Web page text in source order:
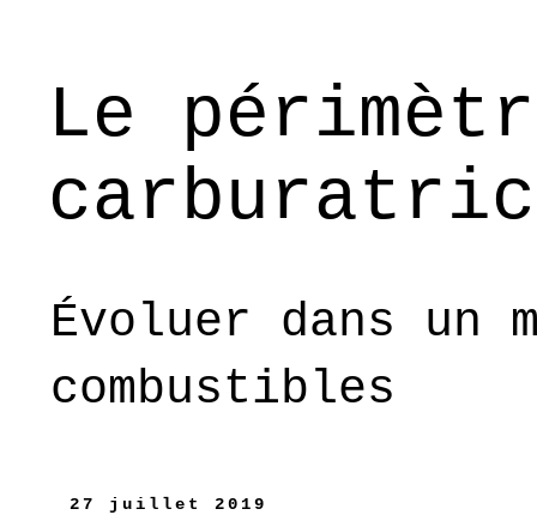
Le
Évoluer dans un
combustibles
27 juillet 2019